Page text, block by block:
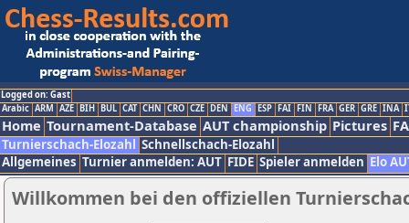
Logged on: Gast
Arabic ARM AZE BIH BUL CAT CHN CRO CZE DEN ENG ESP FAI FIN FRA GER GRE INA
Home Tournament-Database AUT championship Pictures
Turnierschach-Elozahl Schnellschach-Elozahl
Allgemeines Turnier anmelden: AUT FIDE Spieler anmelden Elo
Willkommen bei den offiziellen